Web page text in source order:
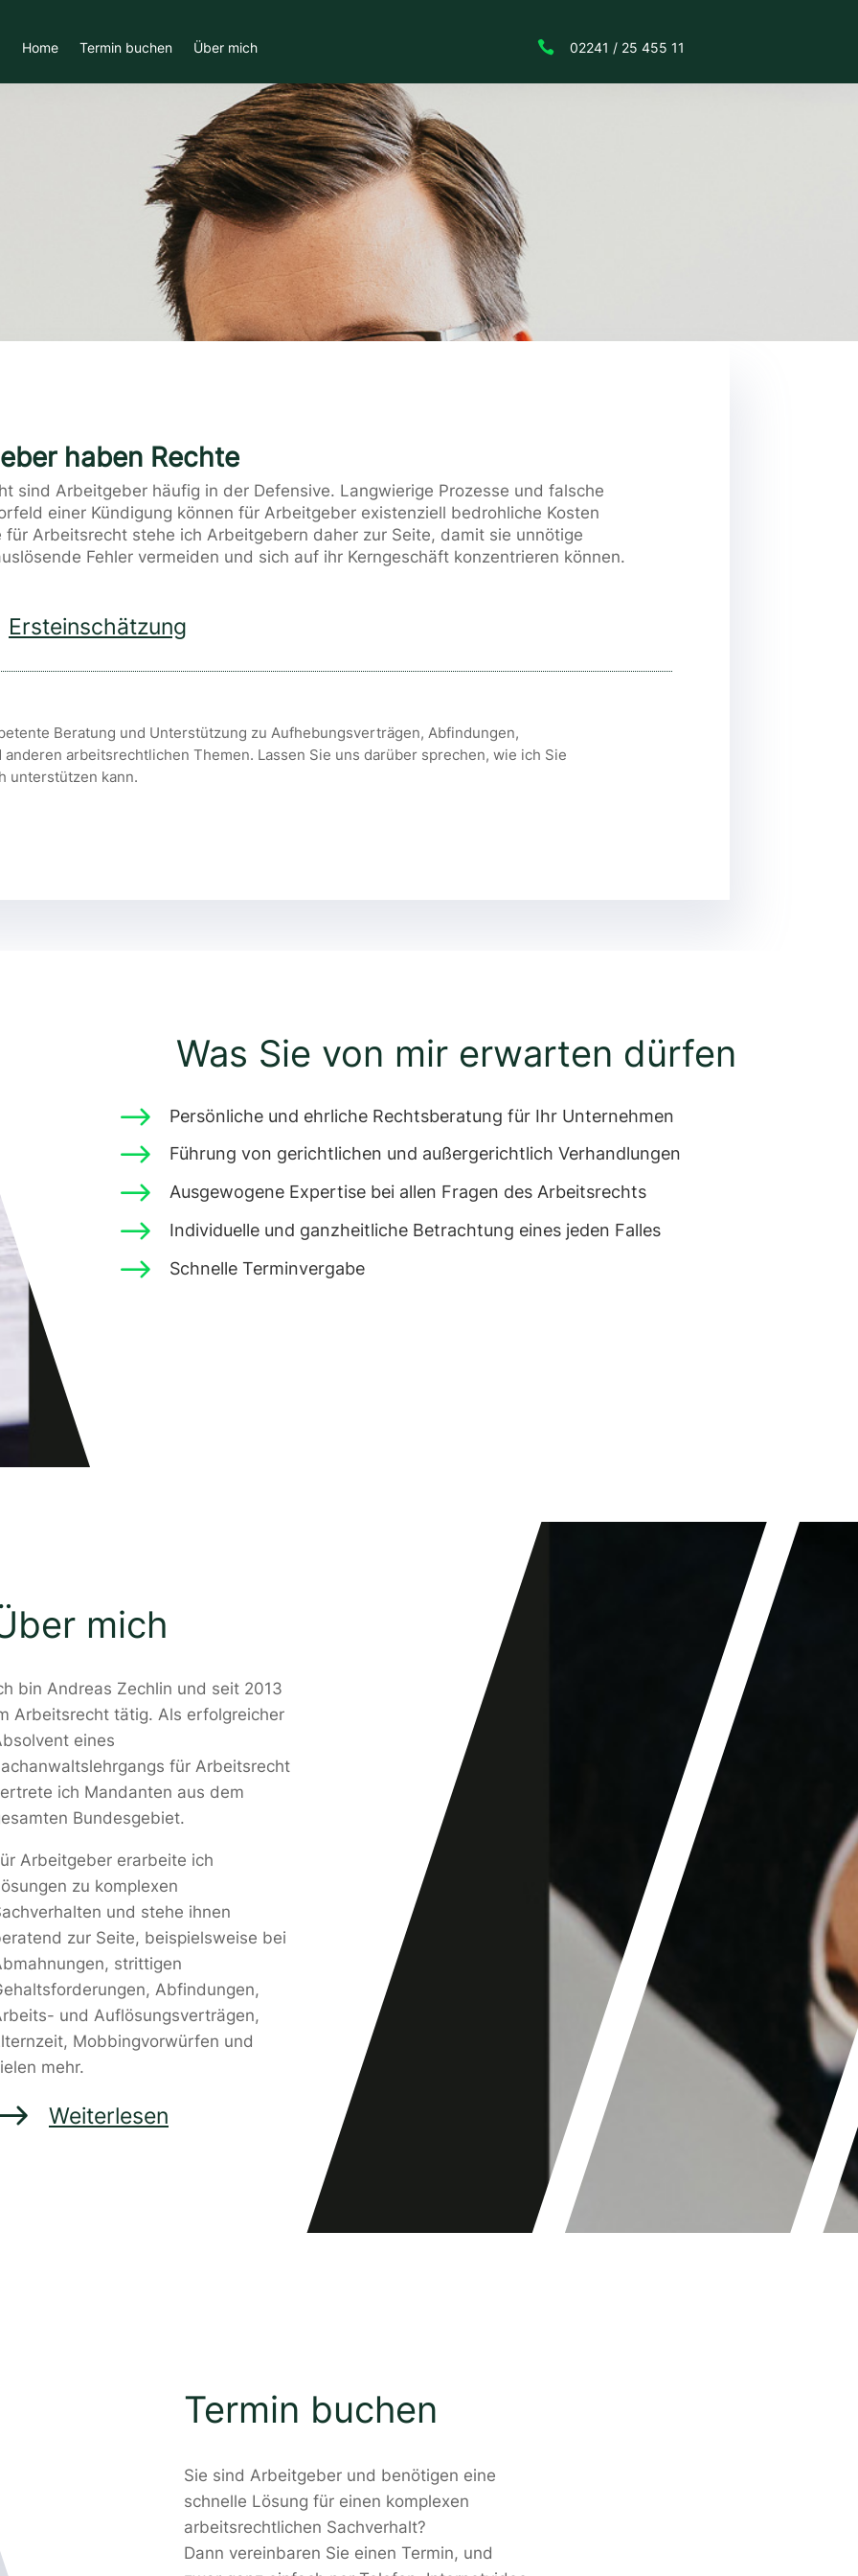
Home Termin buchen Über mich  02241 / 25 455 11
haben Rechte
sind Arbeitgeber häufig in der Defensive. Langwierige Prozesse und falsche
einer Kündigung können für Arbeitgeber existenziell bedrohliche Kosten
für Arbeitsrecht stehe ich Arbeitgebern daher zur Seite, damit sie unnötige
Fehler vermeiden und sich auf ihr Kerngeschäft konzentrieren können.
Ersteinschätzung
Beratung und Unterstützung zu Aufhebungsverträgen, Abfindungen,
anderen arbeitsrechtlichen Themen. Lassen Sie uns darüber sprechen, wie ich Sie
unterstützen kann.
Was Sie von mir erwarten dürfen
$ Persönliche und ehrliche Rechtsberatung für Ihr Unternehmen
$ Führung von gerichtlichen und außergerichtlich Verhandlungen
$ Ausgewogene Expertise bei allen Fragen des Arbeitsrechts
$ Individuelle und ganzheitliche Betrachtung eines jeden Falles
$ Schnelle Terminvergabe
mich
bin Andreas Zechlin und seit 2013
Arbeitsrecht tätig. Als erfolgreicher
eines
für Arbeitsrecht
ich Mandanten aus dem
Bundesgebiet.
Arbeitgeber erarbeite ich
zu komplexen
und stehe ihnen
zur Seite, beispielsweise bei
strittigen
Abfindungen,
und Auflösungsverträgen,
Mobbingvorwürfen und
mehr.
Weiterlesen
Termin buchen
Sie sind Arbeitgeber und benötigen eine
schnelle Lösung für einen komplexen
arbeitsrechtlichen Sachverhalt?
Dann vereinbaren Sie einen Termin, und